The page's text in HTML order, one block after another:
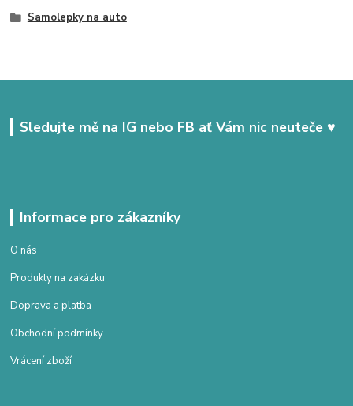
Samolepky na auto
Sledujte mě na IG nebo FB ať Vám nic neuteče ♥
Informace pro zákazníky
O nás
Produkty na zakázku
Doprava a platba
Obchodní podmínky
Vrácení zboží